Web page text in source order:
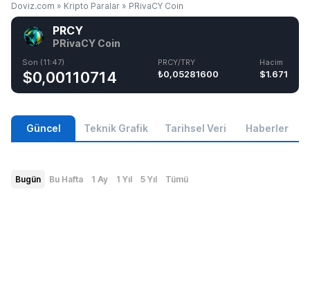
Doviz.com » Kripto Paralar » PRivaCY Coin
PRCY
PRivaCY Coin
Son (11:47)
$0,00110714
PRCY/TRY
₺0,05281600
Hacim
$1.671
Güncel Teknik Grafik Tarihsel Veri Haberler
Bugün Bu Hafta 1 Ay 1 Yıl 5 Yıl Tümü